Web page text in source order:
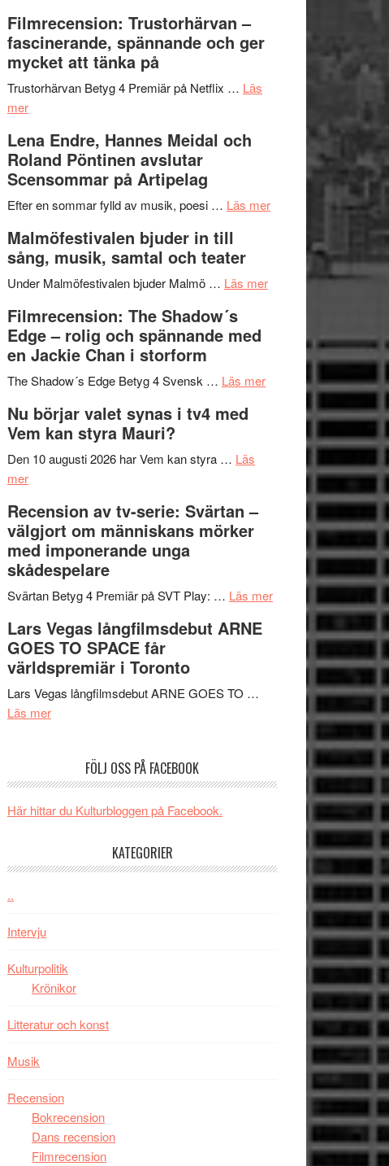
Scully
och
vidsträckta
Filmrecension: Trustorhärvan –
fascinerande, spännande och ger
mycket att tänka på
Trustorhärvan Betyg 4 Premiär på Netflix … Läs
merom
Trustorhärvan
–
fascinerande,
spännande
ger
mycket
att
på
Lena Endre, Hannes Meidal och
Roland Pöntinen avslutar
Scensommar på Artipelag
Efter en sommar fylld av musik, poesi … Läs merom
Pöntinen
avslutar
Scensommar
Artipelag
Malmöfestivalen bjuder in till
sång, musik, samtal och teater
Under Malmöfestivalen bjuder Malmö … Läs merom
Filmrecension: The Shadow´s
Edge – rolig och spännande med
en Jackie Chan i storform
The Shadow´s Edge Betyg 4 Svensk … Läs merom
Filmrecension:
Shadow
spännande
en
storform
Nu börjar valet synas i tv4 med
Vem kan styra Mauri?
Den 10 augusti 2026 har Vem kan styra … Läs
merom
börjar
valet
synas
i
tv4
Vem
kan
styra
Mauri?
Recension av tv-serie: Svärtan –
välgjort om människans mörker
med imponerande unga
skådespelare
Svärtan Betyg 4 Premiär på SVT Play: … Läs merom
Recension
Svärtan
människans
mörker
imponerande
skådespelare
Lars Vegas långfilmsdebut ARNE
GOES TO SPACE får
världspremiär i Toronto
Lars Vegas långfilmsdebut ARNE GOES TO …
Läs merom
långfilmsdebut
ARNE
GOES
får
FÖLJ OSS PÅ FACEBOOK
Här hittar du Kulturbloggen på Facebook.
KATEGORIER
..
Intervju
Kulturpolitik
Krönikor
Litteratur och konst
Musik
Recension
Bokrecension
Dans recension
Filmrecension